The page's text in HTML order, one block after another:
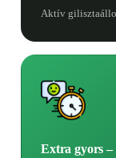
Aktív
Extra gyors –